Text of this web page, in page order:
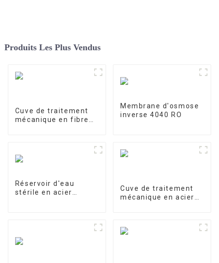
Produits Les Plus Vendus
Cuve de traitement
mécanique en fibre
Membrane d'osmose
inverse 4040 RO
Réservoir d'eau
stérile en acier
Cuve de traitement
mécanique en acier